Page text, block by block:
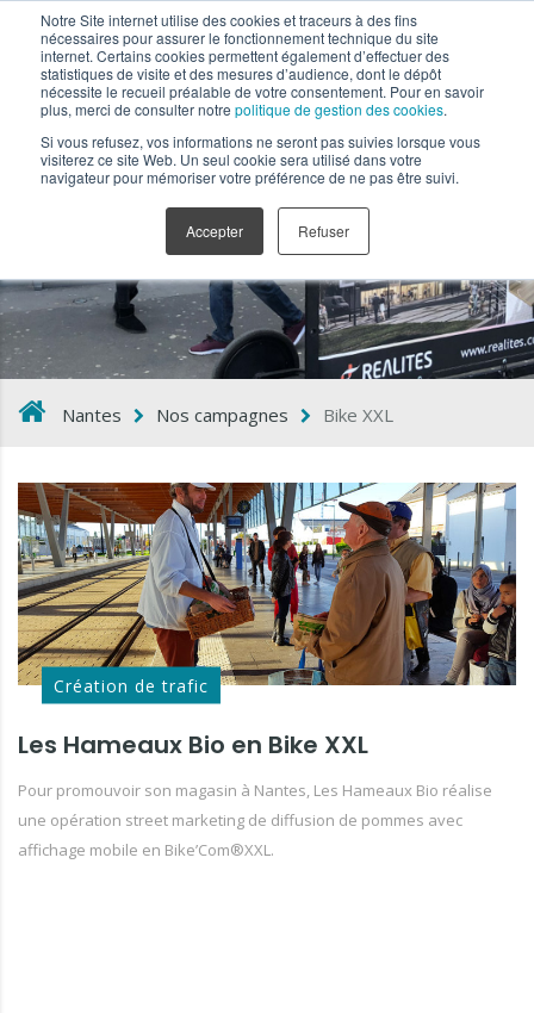
Notre Site internet utilise des cookies et traceurs à des fins
nécessaires pour assurer le fonctionnement technique du site
internet. Certains cookies permettent également d’effectuer des
statistiques de visite et des mesures d’audience, dont le dépôt
nécessite le recueil préalable de votre consentement. Pour en savoir
plus, merci de consulter notre politique de gestion des cookies.
Si vous refusez, vos informations ne seront pas suivies lorsque vous
visiterez ce site Web. Un seul cookie sera utilisé dans votre
navigateur pour mémoriser votre préférence de ne pas être suivi.
Accepter Refuser
Bike XXL
Nantes Nos campagnes Bike XXL
Création de trafic
Les Hameaux Bio en Bike XXL
Pour promouvoir son magasin à Nantes, Les Hameaux Bio réalise
une opération street marketing de diffusion de pommes avec
affichage mobile en Bike’Com®XXL.